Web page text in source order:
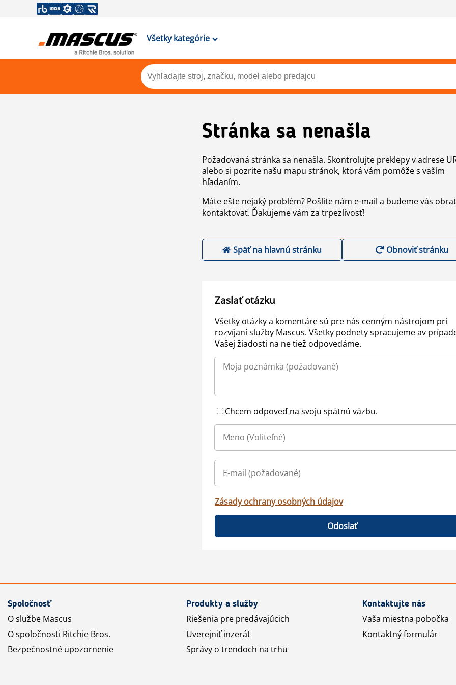
Všetky kategórie
Stránka sa nenašla
Požadovaná stránka sa nenašla. Skontrolujte preklepy v adrese
alebo si pozrite našu mapu stránok, ktorá vám pomôže s vaším
hľadaním.
Máte ešte nejaký problém? Pošlite nám e-mail a budeme vás
kontaktovať. Ďakujeme vám za trpezlivosť!
Späť na hlavnú stránku Obnoviť stránku
Zaslať otázku
Všetky otázky a komentáre sú pre nás cenným nástrojom pri
rozvíjaní služby Mascus. Všetky podnety spracujeme av
Vašej žiadosti na ne tiež odpovedáme.
Chcem odpoveď na svoju spätnú väzbu.
Zásady ochrany osobných údajov
Odoslať
Spoločnosť
O službe Mascus
O spoločnosti Ritchie Bros.
Bezpečnostné upozornenie
Produkty a služby
Riešenia pre predávajúcich
Uverejniť inzerát
Správy o trendoch na trhu
Kontaktujte nás
Vaša miestna pobočka
Kontaktný formulár